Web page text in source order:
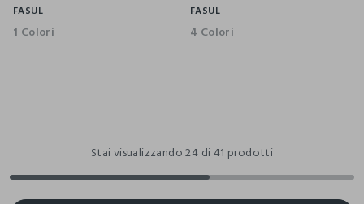
FASUL
1 Colori
FASUL
4 Colori
Stai visualizzando 24 di 41 prodotti